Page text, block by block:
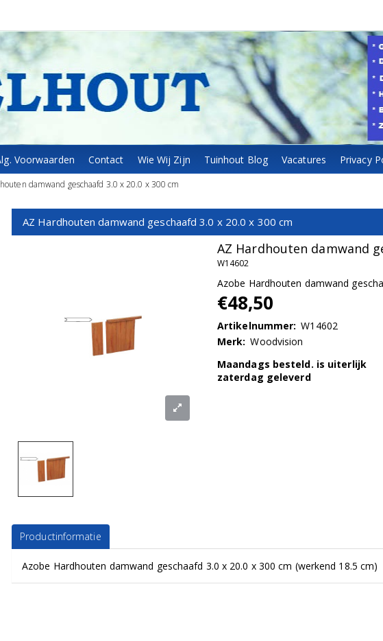
Voorwaarden Contact Wie Wij Zijn Tuinhout Blog Vacatures Privacy
damwand geschaafd 3.0 x 20.0 x 300 cm
AZ Hardhouten damwand geschaafd 3.0 x 20.0 x 300 cm
AZ Hardhouten damwand
W14602
Azobe Hardhouten damwand
€48,50
Artikelnummer: W14602
Merk: Woodvision
Maandags besteld. is uiterlijk
zaterdag geleverd
Productinformatie
Azobe Hardhouten damwand geschaafd 3.0 x 20.0 x 300 cm (werkend 18.5 cm)